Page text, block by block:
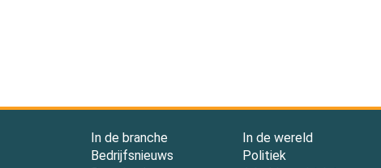
In de branche
Bedrijfsnieuws
In de wereld
Politiek